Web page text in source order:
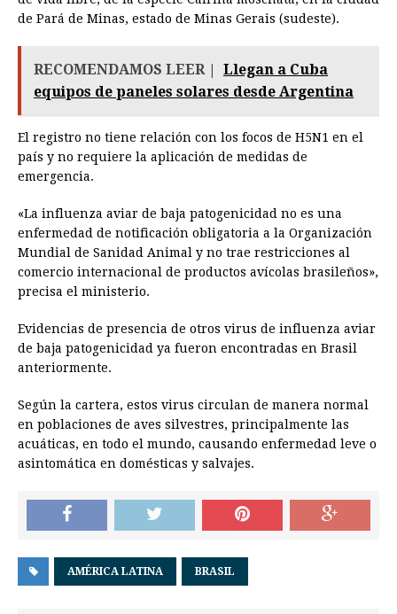
de Pará de Minas, estado de Minas Gerais (sudeste).
RECOMENDAMOS LEER |
Llegan a Cuba
equipos de paneles solares desde Argentina
El registro no tiene relación con los focos de H5N1 en el
país y no requiere la aplicación de medidas de
emergencia.
«La influenza aviar de baja patogenicidad no es una
enfermedad de notificación obligatoria a la Organización
Mundial de Sanidad Animal y no trae restricciones al
comercio internacional de productos avícolas brasileños»,
precisa el ministerio.
Evidencias de presencia de otros virus de influenza aviar
de baja patogenicidad ya fueron encontradas en Brasil
anteriormente.
Según la cartera, estos virus circulan de manera normal
en poblaciones de aves silvestres, principalmente las
acuáticas, en todo el mundo, causando enfermedad leve o
asintomática en domésticas y salvajes.
AMÉRICA LATINA BRASIL